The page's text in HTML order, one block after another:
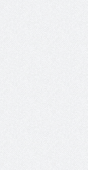
καλοκαιρινή
Όλες Σε Αφορούν
Επιχείρησή σου